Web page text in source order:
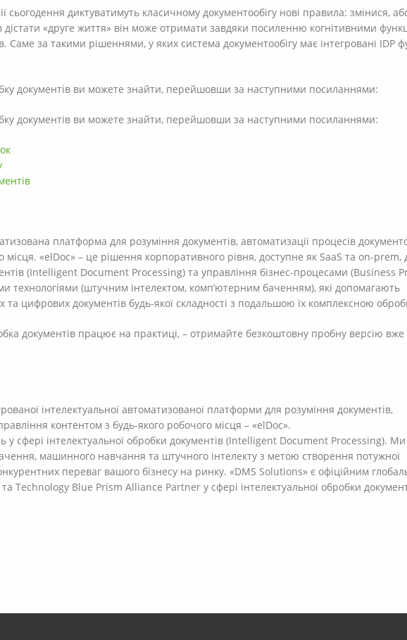
диктуватимуть класичному документообігу нові правила: змінися,
«друге життя» він може отримати завдяки посиленню когнітивними
Саме за такими рішеннями, у яких система документообігу має інтегровані IDP
документів ви можете знайти, перейшовши за наступними посиланнями:
документів ви можете знайти, перейшовши за наступними посиланнями:
платформа для розуміння документів, автоматизації процесів
місця. «elDoc» – це рішення корпоративного рівня, доступне як SaaS та on-prem,
(Intelligent Document Processing) та управління бізнес-процесами (Business
технологіями (штучним інтелектом, комп’ютерним баченням), які допомагають
та цифрових документів будь-якої складності з подальшою їх комплексною
документів працює на практиці, – отримайте безкоштовну пробну версію вже
інтелектуальної автоматизованої платформи для розуміння документів,
контентом з будь-якого робочого місця – «elDoc».
сфері інтелектуальної обробки документів (Intelligent Document Processing). Ми
машинного навчання та штучного інтелекту з метою створення потужної
переваг вашого бізнесу на ринку. «DMS Solutions» є офіційним
Technology Blue Prism Alliance Partner у сфері інтелектуальної обробки